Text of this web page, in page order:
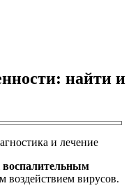
найти и
воздействием вирусов.